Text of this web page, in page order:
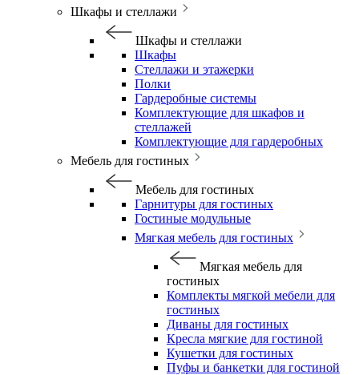
Шкафы и стеллажи
Шкафы и стеллажи
Шкафы
Стеллажи и этажерки
Полки
Гардеробные системы
Комплектующие для шкафов и
стеллажей
Комплектующие для гардеробных
Мебель для гостиных
Мебель для гостиных
Гарнитуры для гостиных
Гостиные модульные
Мягкая мебель для гостиных
Мягкая мебель для
гостиных
Комплекты мягкой мебели для
гостиных
Диваны для гостиных
Кресла мягкие для гостиной
Кушетки для гостиных
Пуфы и банкетки для гостиной